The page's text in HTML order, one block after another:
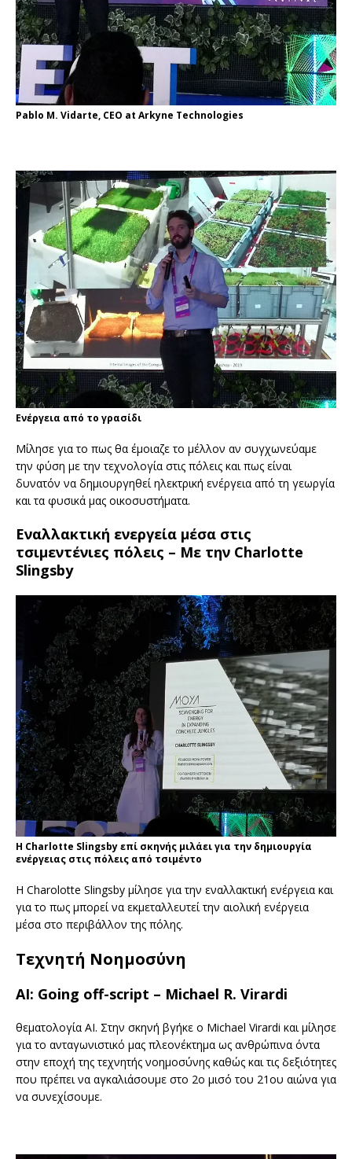
Pablo M. Vidarte, CEO at Arkyne Technologies
Ενέργεια από το γρασίδι
Μίλησε για το πως θα έμοιαζε το μέλλον αν συγχωνεύαμε
την φύση με την τεχνολογία στις πόλεις και πως είναι
δυνατόν να δημιουργηθεί ηλεκτρική ενέργεια από τη γεωργία
και τα φυσικά μας οικοσυστήματα.
Εναλλακτική ενεργεία μέσα στις
τσιμεντένιες πόλεις – Με την Charlotte
Slingsby
Η Charlotte Slingsby επί σκηνής μιλάει για την δημιουργία
ενέργειας στις πόλεις από τσιμέντο
Η Charolotte Slingsby μίλησε για την εναλλακτική ενέργεια και
για το πως μπορεί να εκμεταλλευτεί την αιολική ενέργεια
μέσα στο περιβάλλον της πόλης.
Τεχνητή Νοημοσύνη
AI: Going off-script – Michael R. Virardi
θεματολογία ΑΙ. Στην σκηνή βγήκε ο Michael Virardi και μίλησε
γιατο ανταγωνιστικό μας πλεονέκτημα ως ανθρώπινα όντα
στην εποχή της τεχνητής νοημοσύνης καθώς και τις δεξιότητες
που πρέπει να αγκαλιάσουμε στο 2ο μισό του 21ου αιώνα για
να συνεχίσουμε.